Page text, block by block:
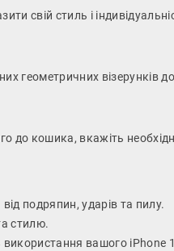
свій стиль і
геометричних візерунків
кошика, вкажіть
подряпин, ударів та пилу.
стилю.
використання вашого iPhone